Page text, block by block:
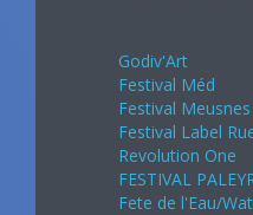
Godiv'Art
Festival Méd
Festival
Festival Label
Revolution One
FESTIVAL
Fete de l'Eau/